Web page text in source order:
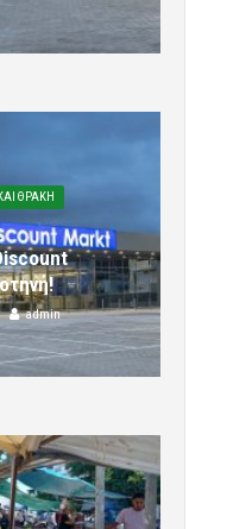
ΘΡΑΚΗ
admin